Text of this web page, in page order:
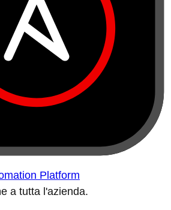
Platform
a tutta l'azienda.